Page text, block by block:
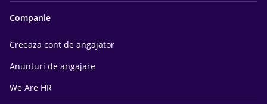
Companie
Creeaza cont de angajator
Anunturi de angajare
We Are HR